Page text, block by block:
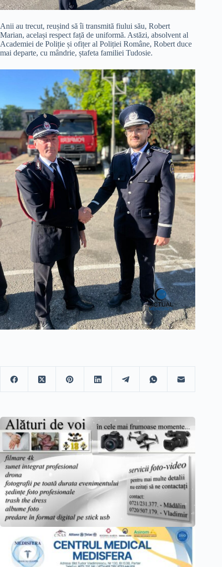
Anii au trecut, reușind să îi transmită fiului său, Robert
Marian, același respect față de uniformă. Astăzi, absolvent al
Academiei de Poliție și ofițer al Poliției Române, Robert duce
mai departe, cu mândrie, ștafeta familiei Tudosie.